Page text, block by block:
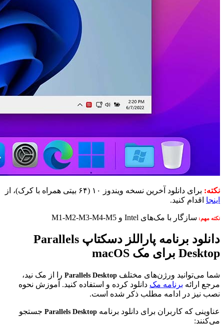
نکته: برای دانلود آخرین نسخه ویندوز ۱۰ (۶۴ بیتی همراه با کرک)، از
اینجا اقدام کنید.
نکته مهم: سازگار با مک‌های Intel و M1-M2-M3-M4-M5
دانلود برنامه پاراللز دسکتاپ Parallels
Desktop برای مک macOS
شما می‌توانید ورژن‌های مختلف Parallels Desktop را از مک نید،
مرجع ارائه برنامه مک دانلود کرده و استفاده کنید. آموزش نحوه
نصب نیز در ادامه مطلب ذکر شده است.
عناوینی که کاربران برای دانلود برنامه Parallels Desktop جستجو
می‌کنند: